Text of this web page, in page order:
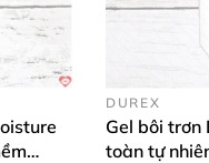
đối. Mỗi lần là
DUREX
Gel bôi trơn
toàn tự